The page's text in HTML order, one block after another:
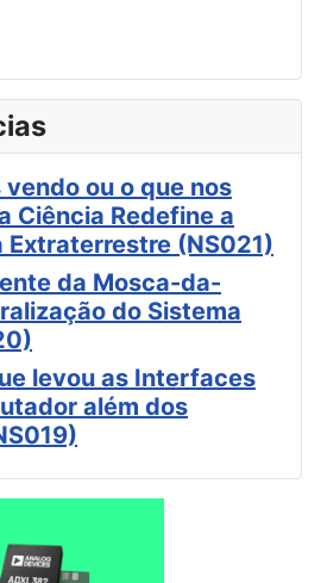
ou o que nos
Ciência Redefine a
Extraterrestre (NS021)
da Mosca-da-
do Sistema
levou as Interfaces
além dos